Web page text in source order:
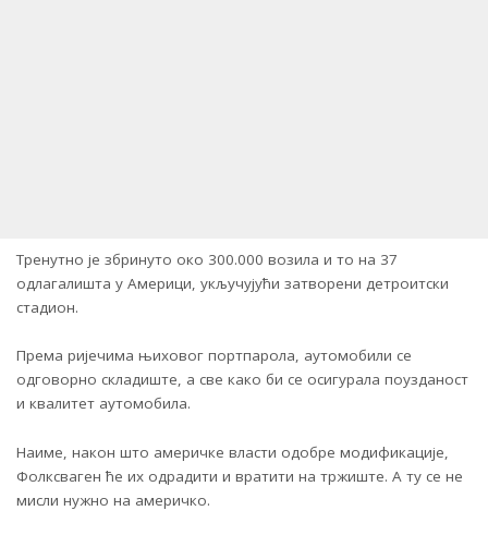
Тренутно је збринуто око 300.000 возила и то на 37
одлагалишта у Америци, укључујући затворени детроитски
стадион.
Према ријечима њиховог портпарола, аутомобили се
одговорно складиште, а све како би се осигурала поузданост
и квалитет аутомобила.
Наиме, након што америчке власти одобре модификације,
Фолксваген ће их одрадити и вратити на тржиште. А ту се не
мисли нужно на америчко.